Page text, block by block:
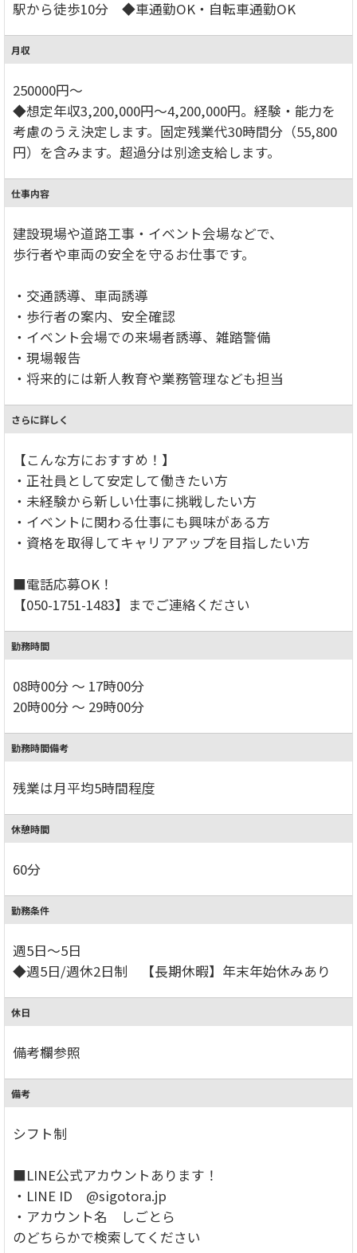
駅から徒歩10分 ◆車通勤OK・自転車通勤OK
月収
250000円～
◆想定年収3,200,000円～4,200,000円。経験・能力を
考慮のうえ決定します。固定残業代30時間分（55,800
円）を含みます。超過分は別途支給します。
仕事内容
建設現場や道路工事・イベント会場などで、
歩行者や車両の安全を守るお仕事です。
・交通誘導、車両誘導
・歩行者の案内、安全確認
・イベント会場での来場者誘導、雑踏警備
・現場報告
・将来的には新人教育や業務管理なども担当
さらに詳しく
【こんな方におすすめ！】
・正社員として安定して働きたい方
・未経験から新しい仕事に挑戦したい方
・イベントに関わる仕事にも興味がある方
・資格を取得してキャリアアップを目指したい方
■電話応募OK！
【050-1751-1483】までご連絡ください
勤務時間
08時00分 ～ 17時00分
20時00分 ～ 29時00分
勤務時間備考
残業は月平均5時間程度
休憩時間
60分
勤務条件
週5日～5日
◆週5日/週休2日制 【長期休暇】年末年始休みあり
休日
備考欄参照
備考
シフト制
■LINE公式アカウントあります！
・LINE ID @sigotora.jp
・アカウント名 しごとら
のどちらかで検索してください